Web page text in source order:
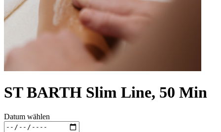
ST BARTH Slim Line, 50 Min
Datum wählen